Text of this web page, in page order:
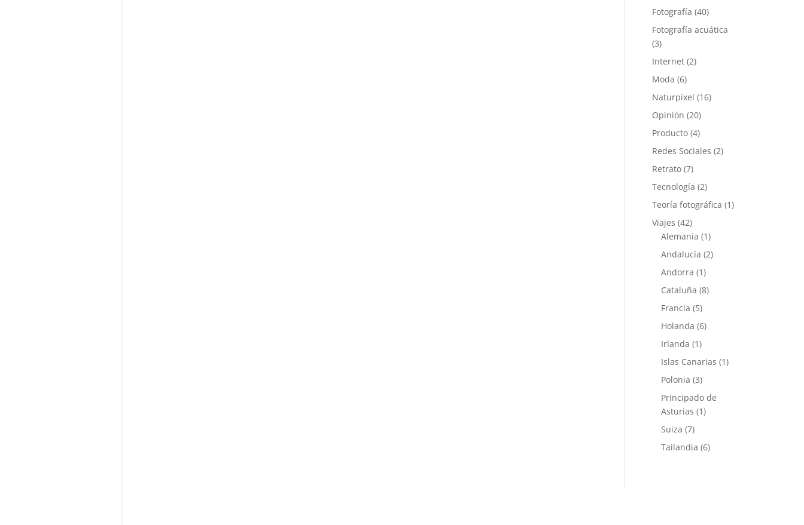
Fotografía (40)
Fotografía acuática
(3)
Internet (2)
Moda (6)
Naturpixel (16)
Opinión (20)
Producto (4)
Redes Sociales (2)
Retrato (7)
Tecnología (2)
Teoría fotográfica (1)
Viajes (42)
Alemania (1)
Andalucía (2)
Andorra (1)
Cataluña (8)
Francia (5)
Holanda (6)
Irlanda (1)
Islas Canarias (1)
Polonia (3)
Principado de
Asturias (1)
Suiza (7)
Tailandia (6)